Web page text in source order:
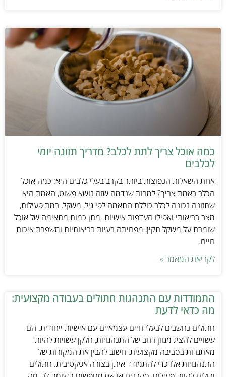
כמה אוכל צריך לתת לכלב? מדריך תזונה יומי
לכלבים
אחת השאלות הנפוצות ביותר בקרב בעלי כלבים היא: כמה אוכל
הכלב באמת צריך? למרות שנדמה שזה נושא פשוט, האמת היא
שתזונה נכונה לכלב כוללת התאמה לפי גיל, משקל, רמת פעילות,
מצב בריאותי ואפילו העדפות אישיות. מתן כמות מתאימה של אוכל
שומרת על משקל תקין, מפחיתה בעיות בריאותיות ומשפרת איכות
חיים.
לקריאת המאמר »
התמודדות עם התנהגות חתולים בעבודה מקצועית:
מה כדאי לדעת
חתולים נחשבים לבעלי חיים עצמאיים עם אישיות ייחודית. הם
עשויים להציג מגוון רחב של התנהגויות, חלקן עשויות להיות
מאתגרות בסביבה מקצועית. חשוב להבין את המקורות של
התנהגויות אלו כדי להתמודד איתן בצורה אפקטיבית. חתולים